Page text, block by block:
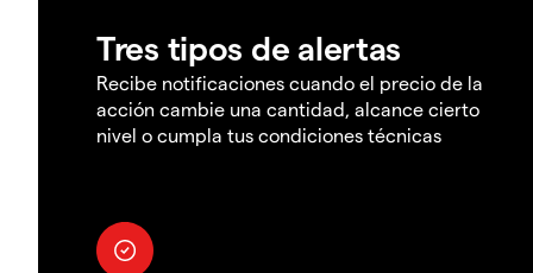
Tres tipos de alertas
Recibe notificaciones cuando el precio de la
acción cambie una cantidad, alcance cierto
nivel o cumpla tus condiciones técnicas